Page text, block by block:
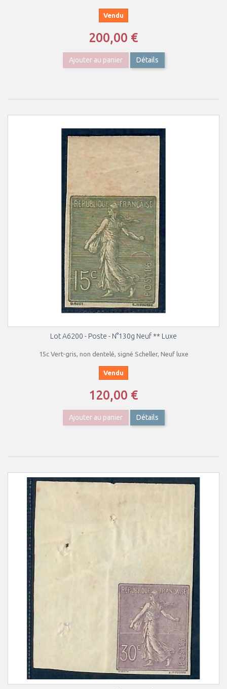
Vendu
200,00 €
Ajouter au panier Détails
Lot A6200 - Poste - N°130g Neuf ** Luxe
15c Vert-gris, non dentelé, signé Scheller, Neuf luxe
Vendu
120,00 €
Ajouter au panier Détails